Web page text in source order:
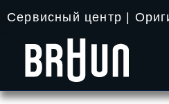
содержимому
Сервисный центр |